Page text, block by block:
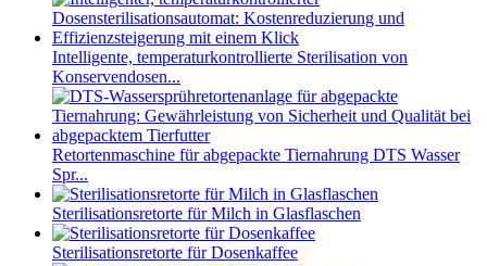
Intelligente, temperaturkontrollierte Sterilisation von
Konservendosen...
Retortenmaschine für abgepackte Tiernahrung DTS Wasser
Spr...
Sterilisationsretorte für Milch in Glasflaschen
Sterilisationsretorte für Dosenkaffee